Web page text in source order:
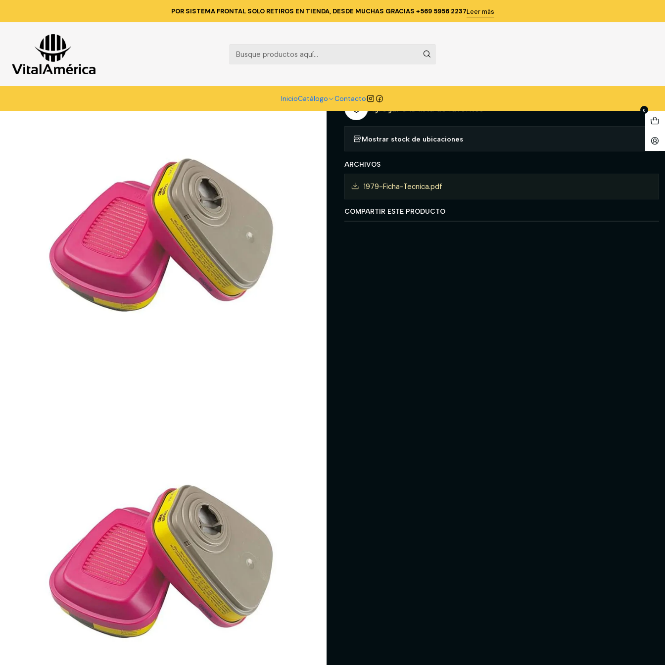
InicioCatálogo Contacto
0
POR SISTEMA FRONTAL SOLO RETIROS EN TIENDA, DESDE MUCHAS GRACIAS +569 5956 2237Leer más
Inicio Catálogo PROTECCION PERSONAL RESPIRACION FILTRO 3M 60923
|
FILTRO 3M 60923
Cantidad
Agregar a la lista de favoritos
Mostrar stock de ubicaciones
ARCHIVOS
1979-Ficha-Tecnica.pdf
COMPARTIR ESTE PRODUCTO